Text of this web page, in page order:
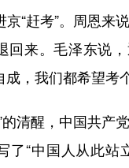
京“赶考”。周恩来
回来。毛泽东说，
，我们都希望考
清醒，中国共产党
了“中国人从此站